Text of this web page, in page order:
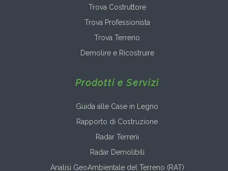
Trova Costruttore
Trova Professionista
Trova Terreno
Demolire e Ricostruire
Prodotti e Servizi
Guida alle Case in Legno
Rapporto di Costruzione
Radar Terreni
Radar Demolibili
Analisi GeoAmbientale del Terreno (RAT)